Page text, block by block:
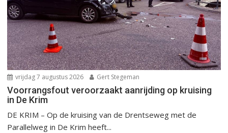
vrijdag 7 augustus 2026 Gert Stegeman
Voorrangsfout veroorzaakt aanrijding op kruising
in De Krim
DE KRIM – Op de kruising van de Drentseweg met de
Parallelweg in De Krim heeft...